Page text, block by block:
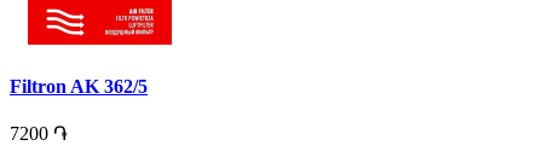
Filtron AK 362/5
7200 ֏